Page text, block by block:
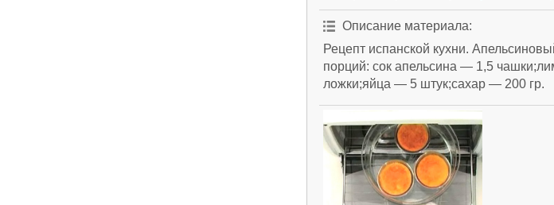
Описание материала:
Рецепт испанской кухни.
порций: сок апельсина — 1,5
ложки;яйца — 5 штук;сахар — 200 гр.